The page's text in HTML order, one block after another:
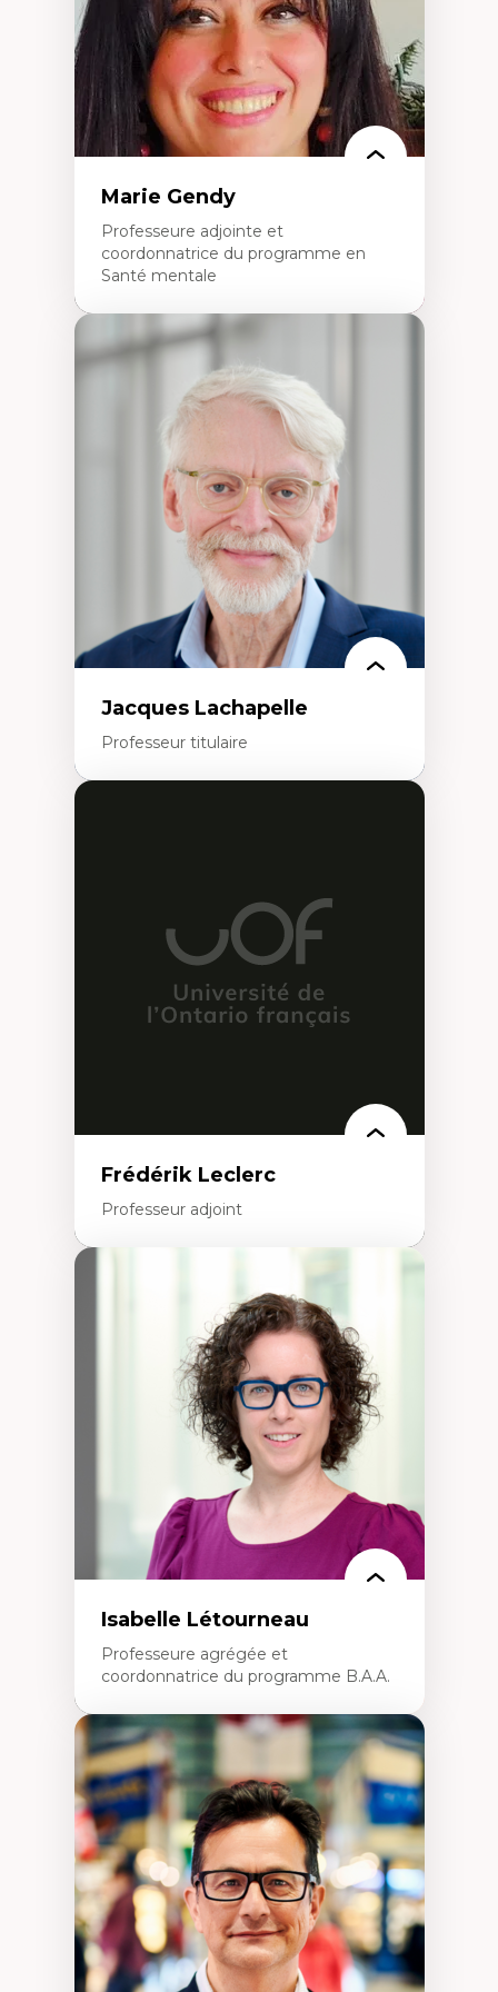
technologies numériques
Résistances et droits numériques
Internet des objets
Métavers
Problématiques relatives à l’intelligence
artificielle, l’apprentissage machine et les
hautes technologies
Féminismes et nouvelles technologies
Marie Gendy
Professeure adjointe et
coordonnatrice du programme en
Santé mentale
Expertises
Neuropsychiatrie et neurosciences
Direction d'essais cliniques
Analyse des politiques et pratiques en santé
mentale
Développement de protocoles d'essais
cliniques
Collaboration interfonctionnelle
Leadership en recherche clinique
Développement de cadres politiques
Collaboration avec des entreprises
pharmaceutiques
Rédaction de publications et de rapports
Enseignement et mentorat
Jacques Lachapelle
Professeur titulaire
l'environnement bâti
Conception de projet en milieu existant
Analyse critique en architecture et
enseignement du design architectural et
Frédérik Leclerc
Professeur adjoint
Théories et pratiques de l’urbanisme
Urbanisme durable
Histoire de l’urbanisme
Théories sur la
territorialité/territorialisation
Isabelle Létourneau
Professeure agrégée et
coordonnatrice du programme B.A.A.
Expertises
Conciliation travail-vie personnelle
Gestion des ressources humaines
(attraction et fidélisation de la main-
d’œuvre)
Responsabilité sociale des organisations
Interventions organisationnelles
Comportement organisationnel
(mobilisation au travail)
Recherche qualitative
Éthique des affaires